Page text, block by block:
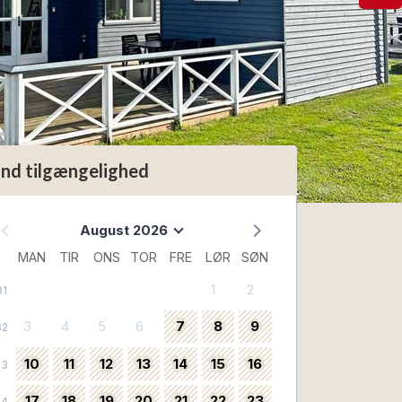
tilgængelighed
August 2026
MAN TIR ONS TOR FRE LØR SØN
1 2
3 4 5 6 7 8 9
10 11 12 13 14 15 16